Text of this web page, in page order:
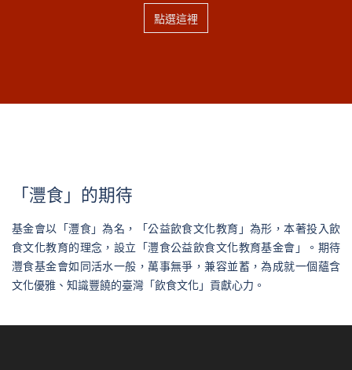
點選這裡
「灃食」的期待
基金會以「灃食」為名，「公益飲食文化教育」為形，本著投入飲
食文化教育的理念，設立「灃食公益飲食文化教育基金會」。期待
灃食基金會如同活水一般，萬事無爭，兼容並蓄，為成就一個蘊含
文化優雅、知識豐饒的臺灣「飲食文化」貢獻心力。